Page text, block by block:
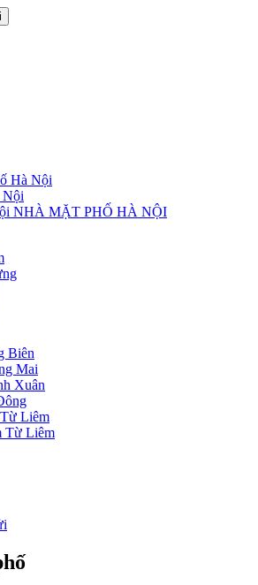
NHÀ MẶT PHỐ HÀ NỘI
Biên
Mai
Xuân
Liêm
Từ Liêm